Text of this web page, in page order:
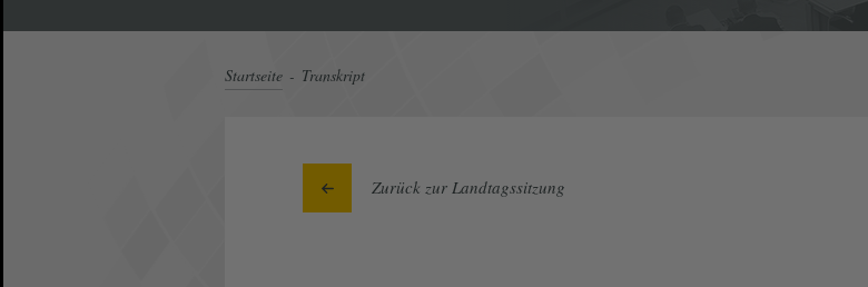
Startseite Transkript
Zurück zur Landtagssitzung